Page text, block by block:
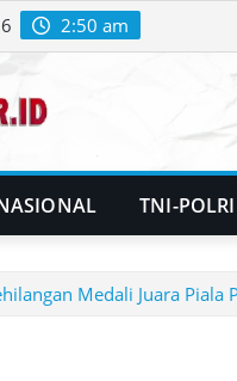
2:50 am
TNI-POLRI
Medali Juara Piala